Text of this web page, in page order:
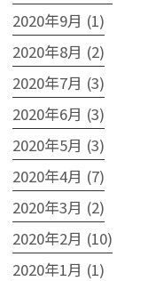
2020年9月 (1)
2020年8月 (2)
2020年7月 (3)
2020年6月 (3)
2020年5月 (3)
2020年4月 (7)
2020年3月 (2)
2020年2月 (10)
2020年1月 (1)